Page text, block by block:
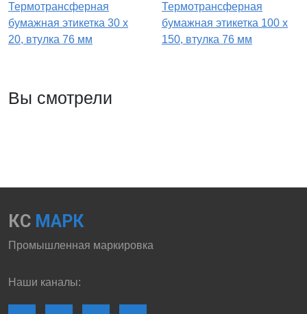
Термотрансферная
бумажная этикетка 30 х
20, втулка 76 мм
Термотрансферная
бумажная этикетка 100 х
150, втулка 76 мм
Вы смотрели
КС МАРК
Промышленная маркировка
Наши каналы: